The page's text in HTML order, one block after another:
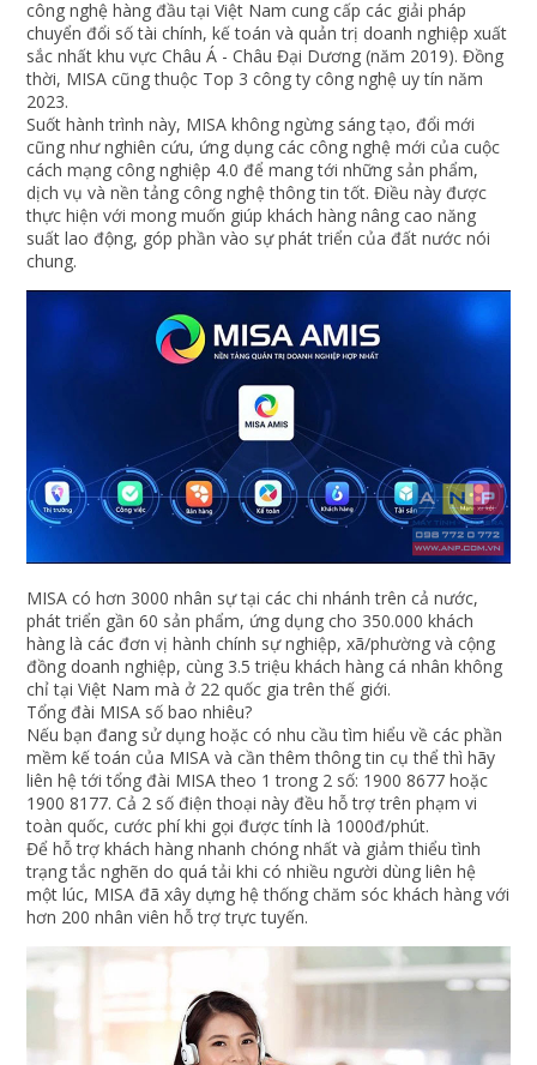
công nghệ hàng đầu tại Việt Nam cung cấp các giải pháp
chuyển đổi số tài chính, kế toán và quản trị doanh nghiệp xuất
sắc nhất khu vực Châu Á - Châu Đại Dương (năm 2019). Đồng
thời, MISA cũng thuộc Top 3 công ty công nghệ uy tín năm
2023.
Suốt hành trình này, MISA không ngừng sáng tạo, đổi mới
cũng như nghiên cứu, ứng dụng các công nghệ mới của cuộc
cách mạng công nghiệp 4.0 để mang tới những sản phẩm,
dịch vụ và nền tảng công nghệ thông tin tốt. Điều này được
thực hiện với mong muốn giúp khách hàng nâng cao năng
suất lao động, góp phần vào sự phát triển của đất nước nói
chung.
MISA có hơn 3000 nhân sự tại các chi nhánh trên cả nước,
phát triển gần 60 sản phẩm, ứng dụng cho 350.000 khách
hàng là các đơn vị hành chính sự nghiệp, xã/phường và cộng
đồng doanh nghiệp, cùng 3.5 triệu khách hàng cá nhân không
chỉ tại Việt Nam mà ở 22 quốc gia trên thế giới.
Tổng đài MISA số bao nhiêu?
Nếu bạn đang sử dụng hoặc có nhu cầu tìm hiểu về các phần
mềm kế toán của MISA và cần thêm thông tin cụ thể thì hãy
liên hệ tới tổng đài MISA theo 1 trong 2 số: 1900 8677 hoặc
1900 8177. Cả 2 số điện thoại này đều hỗ trợ trên phạm vi
toàn quốc, cước phí khi gọi được tính là 1000đ/phút.
Để hỗ trợ khách hàng nhanh chóng nhất và giảm thiểu tình
trạng tắc nghẽn do quá tải khi có nhiều người dùng liên hệ
một lúc, MISA đã xây dựng hệ thống chăm sóc khách hàng với
hơn 200 nhân viên hỗ trợ trực tuyến.